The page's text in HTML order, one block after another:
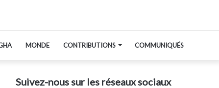
MONDE CONTRIBUTIONS COMMUNIQUÉS
Suivez-nous sur les réseaux sociaux